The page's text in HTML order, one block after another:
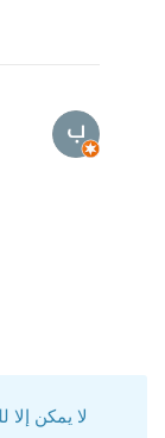
لا يمكن